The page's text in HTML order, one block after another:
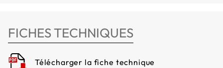
FICHES TECHNIQUES
Télécharger la fiche technique